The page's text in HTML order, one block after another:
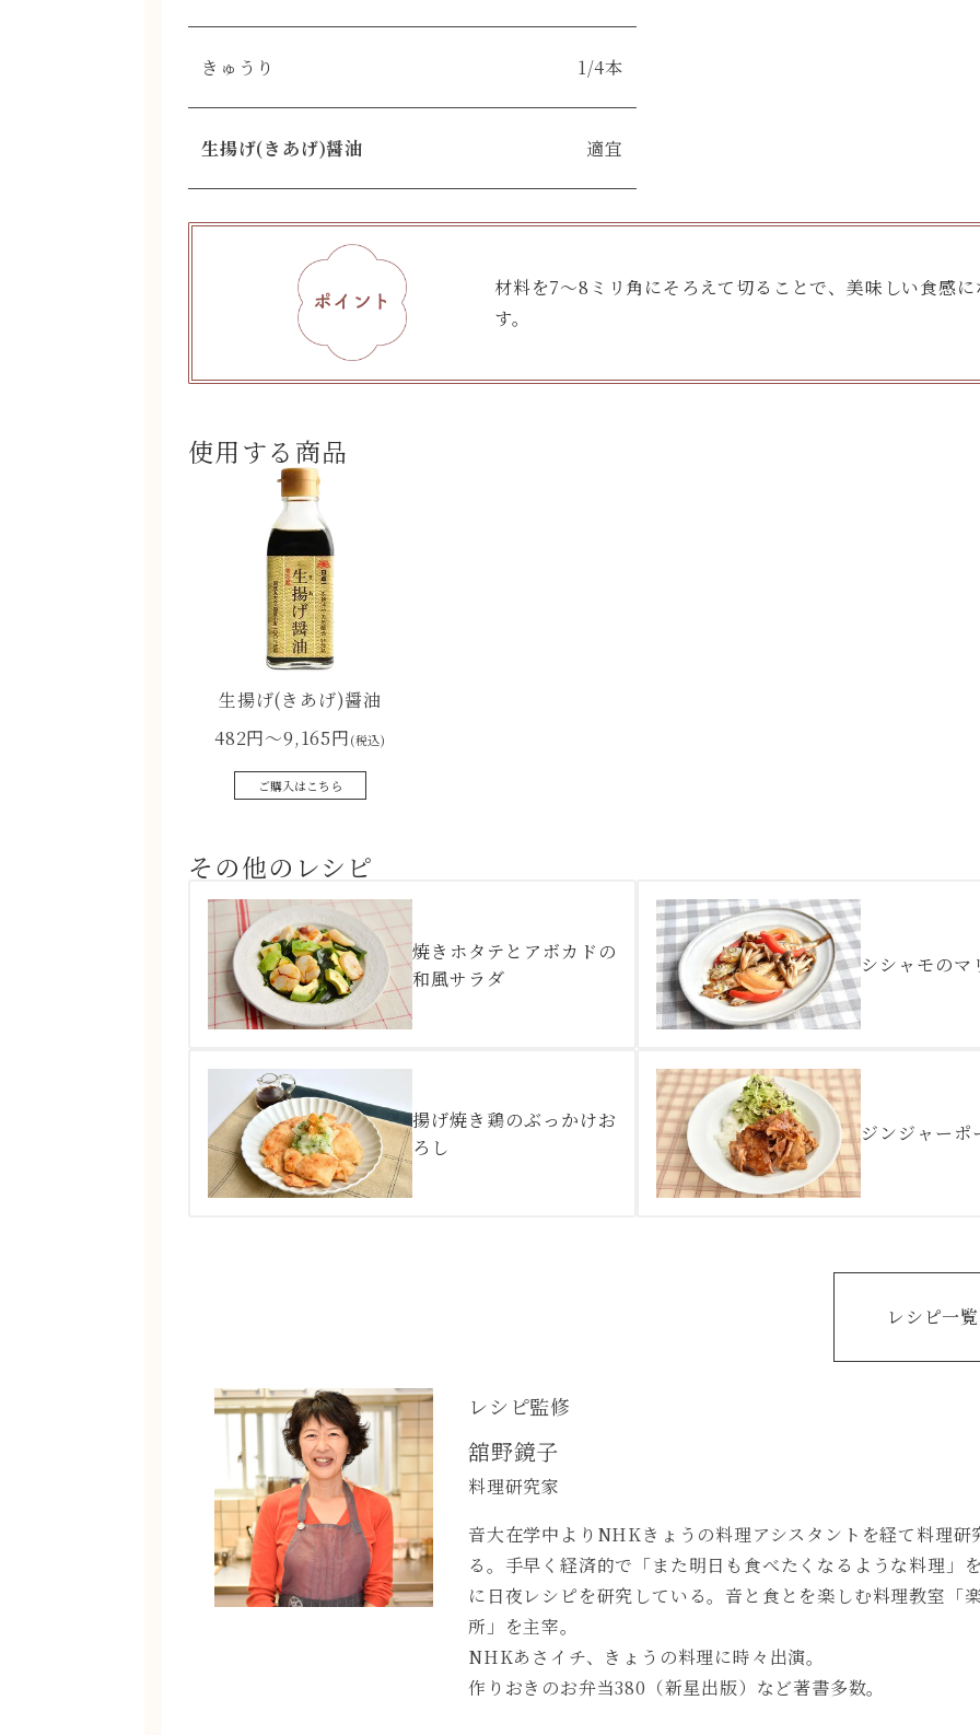
きゅうり 1/4本
生揚げ(きあげ)醤油 適宜
材料を7〜8ミリ角にそろえて切ることで、美味しい食感
す。
使用する商品
生揚げ(きあげ)醤油
482円〜9,165円(税込)
ご購入はこちら
その他のレシピ
焼きホタテとアボカドの
和風サラダ
シシャモのマ
揚げ焼き鶏のぶっかけお
ろし
ジンジャーポ
レシピ一覧
レシピ監修
舘野鏡子
料理研究家
音大在学中よりNHKきょうの料理アシスタントを経て料理研
る。手早く経済的で「また明日も食べたくなるような料理」
に日夜レシピを研究している。音と食とを楽しむ料理教室「
所」を主宰。
NHKあさイチ、きょうの料理に時々出演。
作りおきのお弁当380（新星出版）など著書多数。